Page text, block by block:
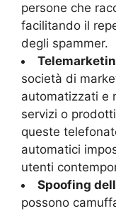
persone che
facilitando il
degli spammer.
società di
automatizzati e
servizi o
queste
automatici
utenti
Spoofing
possono